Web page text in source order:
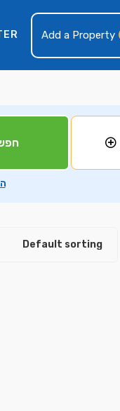
Add a Property
Default sorting